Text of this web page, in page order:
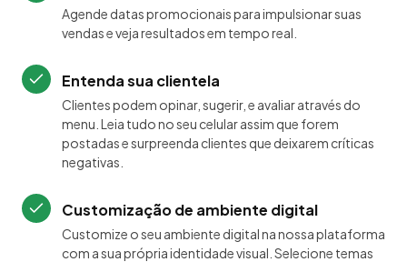
Agende datas promocionais para impulsionar suas
vendas e veja resultados em tempo real.
Entenda sua clientela
Clientes podem opinar, sugerir, e avaliar através do
menu. Leia tudo no seu celular assim que forem
postadas e surpreenda clientes que deixarem críticas
negativas.
Customização de ambiente digital
Customize o seu ambiente digital na nossa plataforma
com a sua própria identidade visual. Selecione temas